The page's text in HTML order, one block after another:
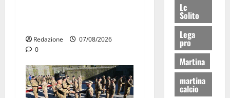
Redazione
07/08/2026
0
Lc
Solito
Lega
pro
Martina
martina
calcio